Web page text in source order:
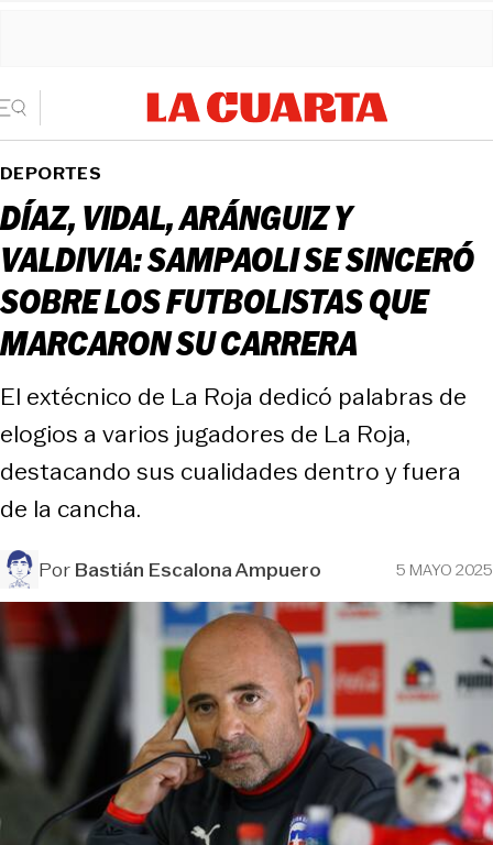
DEPORTES
DÍAZ, VIDAL, ARÁNGUIZ Y
VALDIVIA: SAMPAOLI SE SINCERÓ
SOBRE LOS FUTBOLISTAS QUE
MARCARON SU CARRERA
El extécnico de La Roja dedicó palabras de
elogios a varios jugadores de La Roja,
destacando sus cualidades dentro y fuera
de la cancha.
PorBastián Escalona Ampuero 5 MAYO 2025